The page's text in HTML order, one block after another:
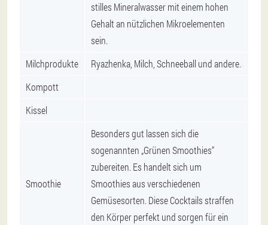
stilles Mineralwasser mit einem hohen
Gehalt an nützlichen Mikroelementen
sein.
Milchprodukte
Ryazhenka, Milch, Schneeball und andere.
Kompott
Kissel
Smoothie
Besonders gut lassen sich die
sogenannten „Grünen Smoothies“
zubereiten. Es handelt sich um
Smoothies aus verschiedenen
Gemüsesorten. Diese Cocktails straffen
den Körper perfekt und sorgen für ein